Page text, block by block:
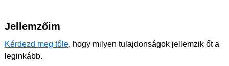
Jellemzőim
Kérdezd meg tőle, hogy milyen tulajdonságok jellemzik őt a
leginkább.